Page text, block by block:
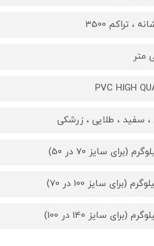
PVC HIGH
سفید ، طلایی ، زرشکی